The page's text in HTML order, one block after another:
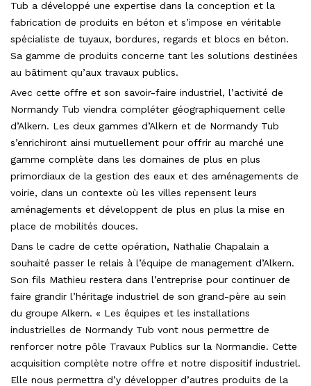
Tub a développé une expertise dans la conception et la
fabrication de produits en béton et s’impose en véritable
spécialiste de tuyaux, bordures, regards et blocs en béton.
Sa gamme de produits concerne tant les solutions destinées
au bâtiment qu’aux travaux publics.
Avec cette offre et son savoir-faire industriel, l’activité de
Normandy Tub viendra compléter géographiquement celle
d’Alkern. Les deux gammes d’Alkern et de Normandy Tub
s’enrichiront ainsi mutuellement pour offrir au marché une
gamme complète dans les domaines de plus en plus
primordiaux de la gestion des eaux et des aménagements de
voirie, dans un contexte où les villes repensent leurs
aménagements et développent de plus en plus la mise en
place de mobilités douces.
Dans le cadre de cette opération, Nathalie Chapalain a
souhaité passer le relais à l’équipe de management d’Alkern.
Son fils Mathieu restera dans l’entreprise pour continuer de
faire grandir l’héritage industriel de son grand-père au sein
du groupe Alkern. « Les équipes et les installations
industrielles de Normandy Tub vont nous permettre de
renforcer notre pôle Travaux Publics sur la Normandie. Cette
acquisition complète notre offre et notre dispositif industriel.
Elle nous permettra d’y développer d’autres produits de la